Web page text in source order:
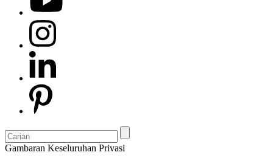
Gambaran Keseluruhan Privasi